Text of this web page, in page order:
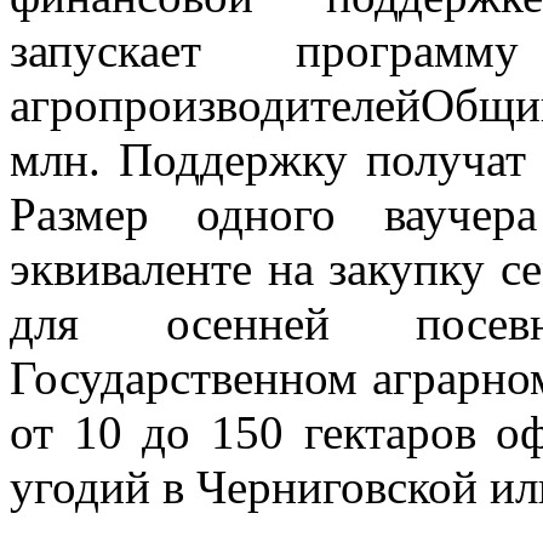
запускает
агропроизводителей
млн. Поддержку получат
Размер одного
эквиваленте на закупку
для осенней
Государственном
от 10 до 150 гектаров
угодий в Черниговской